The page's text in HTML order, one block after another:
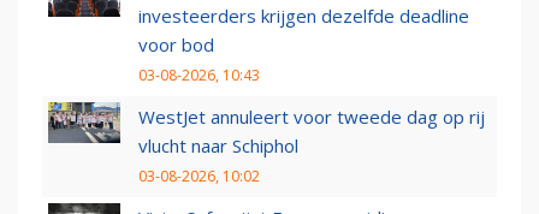
investeerders krijgen dezelfde deadline
voor bod
03-08-2026, 10:43
WestJet annuleert voor tweede dag op rij
vlucht naar Schiphol
03-08-2026, 10:02